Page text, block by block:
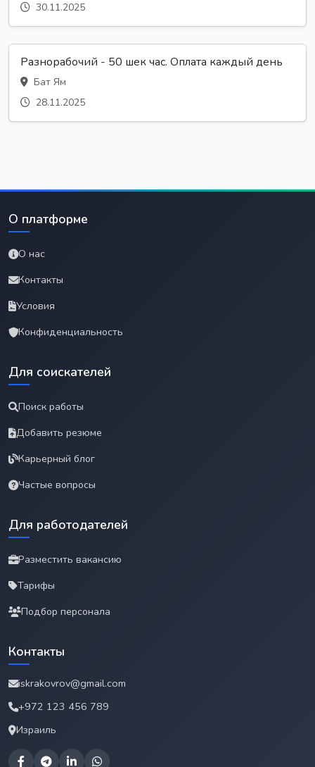
30.11.2025
Разнорабочий - 50 шек час. Оплата каждый день
Бат Ям
28.11.2025
О платформе
О нас
Контакты
Условия
Конфиденциальность
Для соискателей
Поиск работы
Добавить резюме
Карьерный блог
Частые вопросы
Для работодателей
Разместить вакансию
Тарифы
Подбор персонала
Контакты
iskrakovrov@gmail.com
+972 123 456 789
Израиль